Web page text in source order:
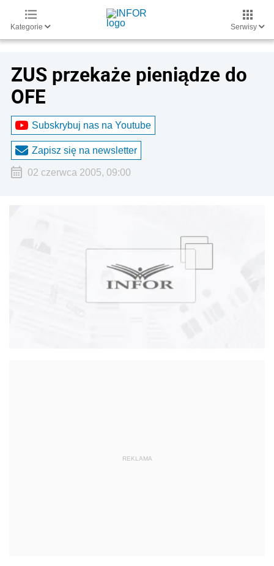
Kategorie Serwisy
ZUS przekaże pieniądze do
OFE
Subskrybuj nas na Youtube
Zapisz się na newsletter
02 czerwca 2005, 09:00